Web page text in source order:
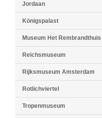
Jordaan
Königspalast
Museum Het Rembrandthuis
Reichsmuseum
Rijksmuseum Amsterdam
Rotlichviertel
Tropenmuseum